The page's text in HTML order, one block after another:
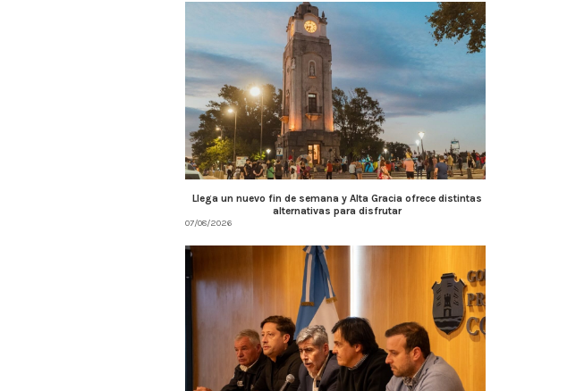
Llega un nuevo fin de semana y Alta Gracia ofrece distintas
alternativas para disfrutar
07/08/2026